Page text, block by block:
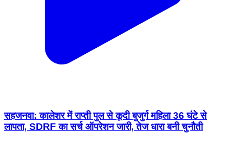
सहजनवा: कालेशर में राप्ती पुल से कूदी बुजुर्ग महिला 36 घंटे से
लापता, SDRF का सर्च ऑपरेशन जारी, तेज धारा बनी चुनौती